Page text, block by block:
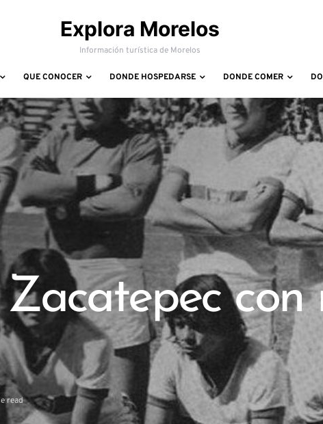
Explora Morelos
Información turística de Morelos
QUE CONOCER DONDE HOSPEDARSE DONDE COMER
Zacatepec con
read